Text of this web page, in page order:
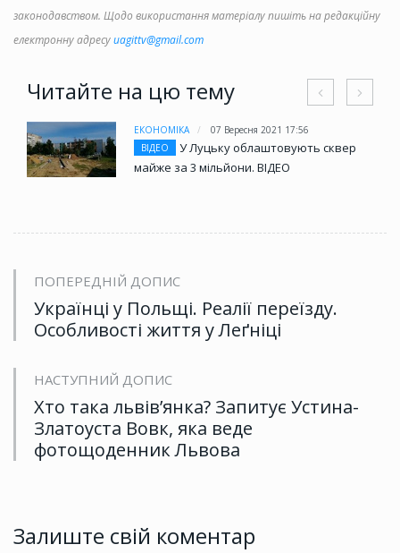
законодавством. Щодо використання матеріалу пишіть на редакційну
електронну адресуuagittv@gmail.com
Читайте на цю тему
ЕКОНОМІКА
07 Вересня 2021 17:56
ВІДЕО
У Луцьку облаштовують сквер
майже за 3 мільйони. ВІДЕО
ПОПЕРЕДНІЙ ДОПИС
Українці у Польщі. Реалії переїзду.
Особливості життя у Леґніці
НАСТУПНИЙ ДОПИС
Хто така львів’янка? Запитує Устина-
Златоуста Вовк, яка веде
фотощоденник Львова
Залиште свій коментар